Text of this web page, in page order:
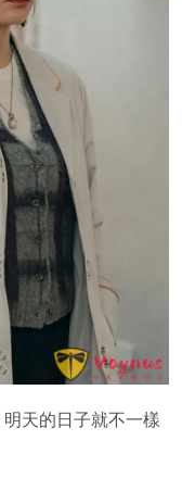
天的日子就不一樣